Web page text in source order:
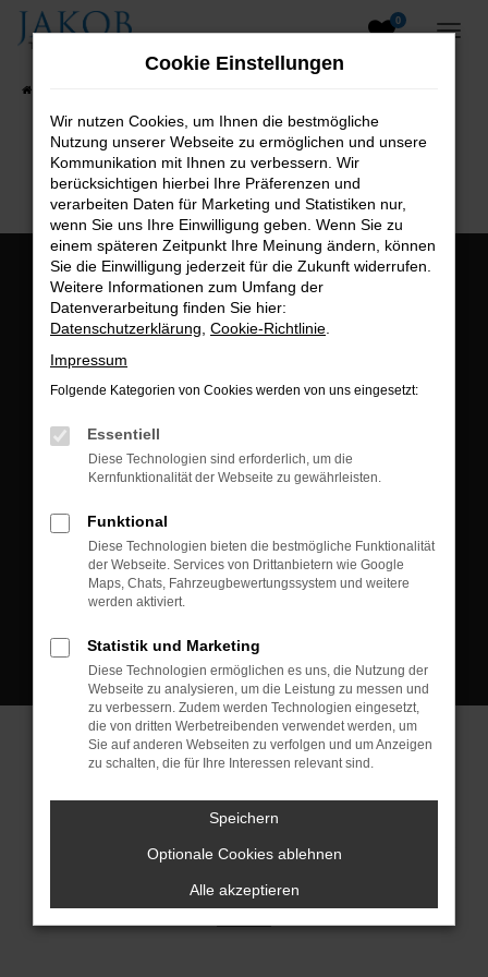
Zum
0
B2B-Shop
Öffnungszeiten:
Montag bis Freitag:
Postadresse:
Kontakt:
Tel.: +49 3745 760 90 20
Fax: +49 3745 760 90 21
Mail: fj@jakob-trading.com
Cookie Einstellungen
© 2026 Jakob Trading GmbH | Neustädter Straße 1 | DE-08223
Neustadt/Vogtland | fj@jakob-trading.com | Webdesign by audaris.de
Cookie Einstellungen
Wir nutzen Cookies, um Ihnen die bestmögliche
Nutzung unserer Webseite zu ermöglichen und unsere
Kommunikation mit Ihnen zu verbessern. Wir
berücksichtigen hierbei Ihre Präferenzen und
verarbeiten Daten für Marketing und Statistiken nur,
wenn Sie uns Ihre Einwilligung geben. Wenn Sie zu
einem späteren Zeitpunkt Ihre Meinung ändern, können
Sie die Einwilligung jederzeit für die Zukunft widerrufen.
Weitere Informationen zum Umfang der
Datenverarbeitung finden Sie hier:
Datenschutzerklärung Cookie-Richtlinie
Impressum
Folgende Kategorien von Cookies werden von uns eingesetzt:
Essentiell
Diese Technologien sind erforderlich, um die
Kernfunktionalität der Webseite zu gewährleisten.
Funktional
Diese Technologien bieten die bestmögliche Funktionalität
der Webseite. Services von Drittanbietern wie Google
Maps, Chats, Fahrzeugbewertungssystem und weitere
werden aktiviert.
Statistik und Marketing
Diese Technologien ermöglichen es uns, die Nutzung der
Webseite zu analysieren, um die Leistung zu messen und
zu verbessern. Zudem werden Technologien eingesetzt,
die von dritten Werbetreibenden verwendet werden, um
Sie auf anderen Webseiten zu verfolgen und um Anzeigen
zu schalten, die für Ihre Interessen relevant sind.
Speichern
Optionale Cookies ablehnen
Alle akzeptieren